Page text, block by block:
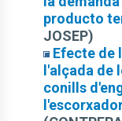
producto
JOSEP)
Efecte de
l'alçada de
conills